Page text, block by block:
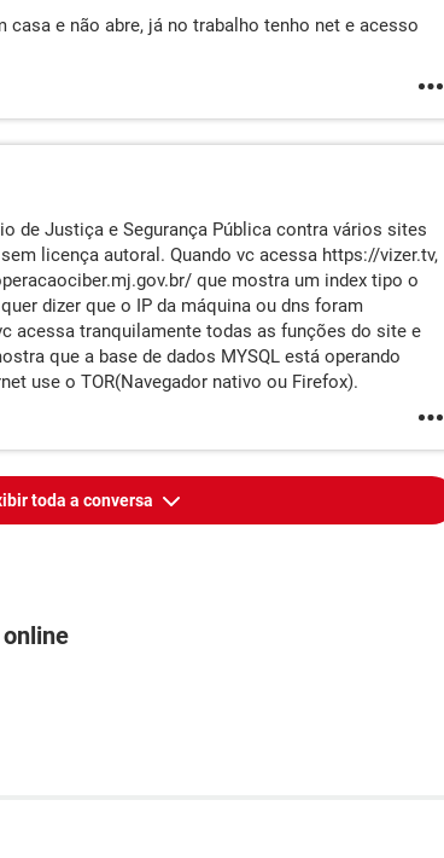
e não abre, já no trabalho tenho net e acesso
de Justiça e Segurança Pública contra vários sites
licença autoral. Quando vc acessa https://vizer.tv,
que mostra um index tipo o
dizer que o IP da máquina ou dns foram
acessa tranquilamente todas as funções do site e
que a base de dados MYSQL está operando
use o TOR(Navegador nativo ou Firefox).
toda a conversa